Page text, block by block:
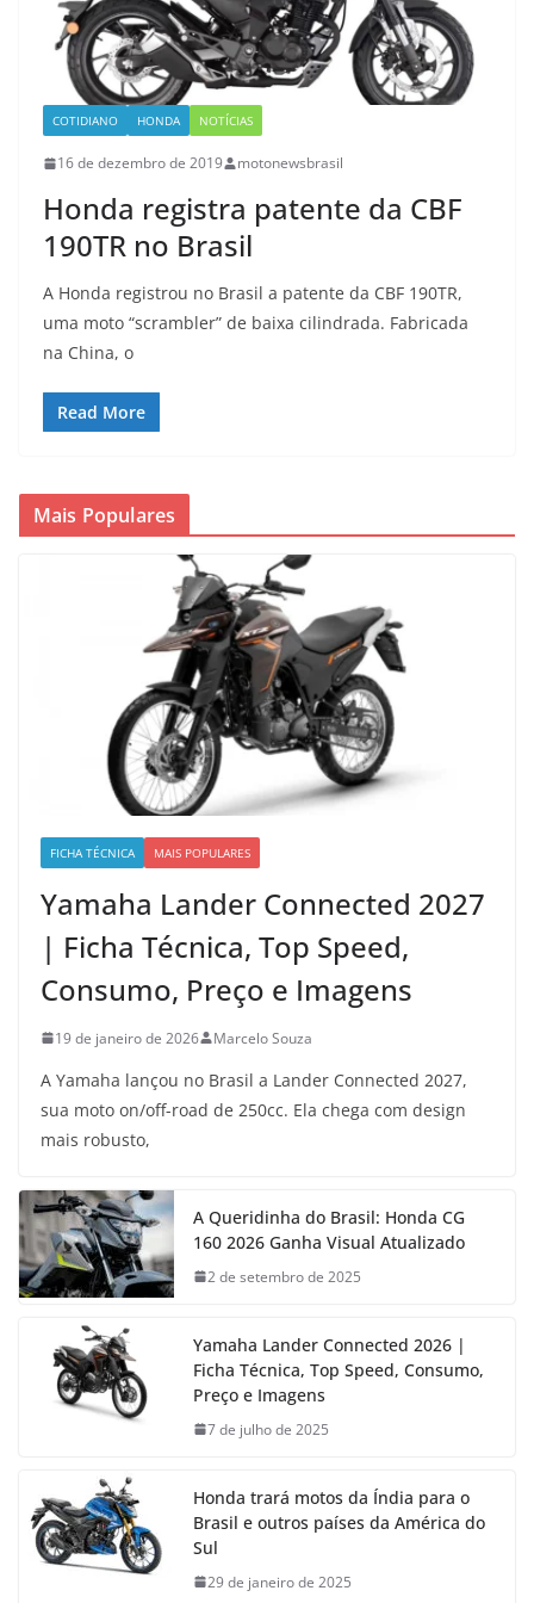
COTIDIANO HONDA NOTÍCIAS
16 de dezembro de 2019 motonewsbrasil
Honda registra patente da CBF
190TR no Brasil
A Honda registrou no Brasil a patente da CBF 190TR,
uma moto “scrambler” de baixa cilindrada. Fabricada
na China, o
Read More
Mais Populares
FICHA TÉCNICA MAIS POPULARES
Yamaha Lander Connected 2027
| Ficha Técnica, Top Speed,
Consumo, Preço e Imagens
19 de janeiro de 2026 Marcelo Souza
A Yamaha lançou no Brasil a Lander Connected 2027,
sua moto on/off-road de 250cc. Ela chega com design
mais robusto,
A Queridinha do Brasil: Honda CG
160 2026 Ganha Visual Atualizado
2 de setembro de 2025
Yamaha Lander Connected 2026 |
Ficha Técnica, Top Speed, Consumo,
Preço e Imagens
7 de julho de 2025
Honda trará motos da Índia para o
Brasil e outros países da América do
Sul
29 de janeiro de 2025